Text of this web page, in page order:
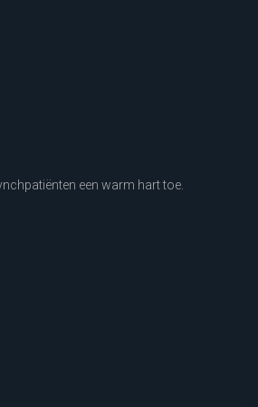
een warm hart toe.